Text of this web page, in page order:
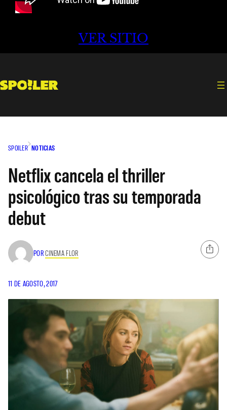
VER SITIO
SPOILER NOTICIAS
Netflix cancela el thriller
psicológico tras su temporada
debut
PORCINEMA FLOR
11 DE AGOSTO, 2017